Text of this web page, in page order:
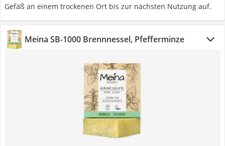
Gefäß an einem trockenen Ort bis zur nächsten Nutzung auf.
Meina SB-1000 Brennnessel, Pfefferminze